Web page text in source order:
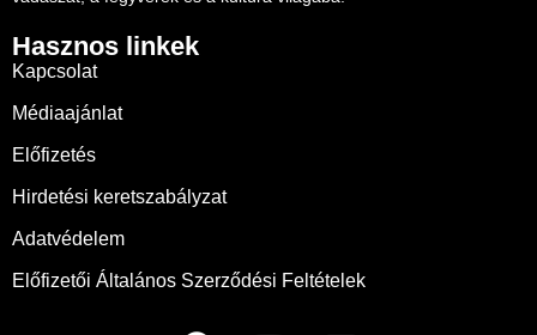
Hasznos linkek
Kapcsolat
Médiaajánlat
Előfizetés
Hirdetési keretszabályzat
Adatvédelem
Előfizetői Általános Szerződési Feltételek